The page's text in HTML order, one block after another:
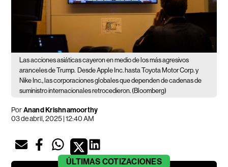
Las acciones asiáticas cayeron en medio de los más agresivos
aranceles de Trump. Desde Apple Inc. hasta Toyota Motor Corp. y
Nike Inc., las corporaciones globales que dependen de cadenas de
suministro internacionales retrocedieron. (Bloomberg)
PorAnand Krishnamoorthy
03 de abril, 2025 | 12:40 AM
ÚLTIMAS COTIZACIONES